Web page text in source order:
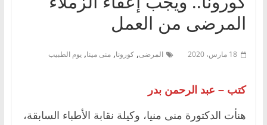
المرضى من العمل
18 مارس، 2020 المرضى, كورونا, منى مينا, يوم الطبيب
كتب – عبد الرحمن بدر
هنأت الدكتورة منى منيا، وكيلة نقابة الأطباء السابقة،